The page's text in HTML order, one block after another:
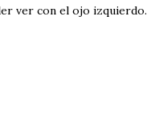
ver con el ojo izquierdo.